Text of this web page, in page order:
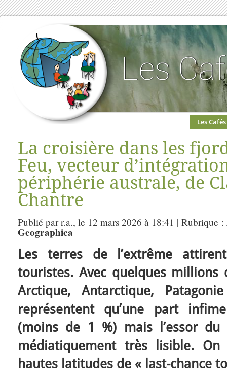
Les Cafés
La croisière dans les
Feu, vecteur
périphérie australe, de
Chantre
Publié par r.a., le 12 mars 2026 à 18:41 | Rubrique :
Geographica
Les terres de l’extrême
touristes. Avec quelques
Arctique, Antarctique,
représentent qu’une part
(moins de 1 %) mais l’essor
médiatiquement très lisible.
hautes latitudes de « last-chance